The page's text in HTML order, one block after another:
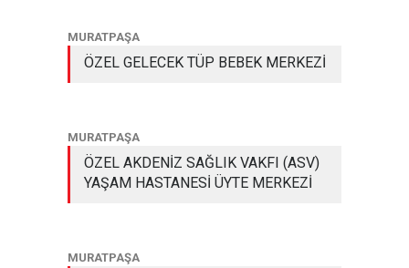
MURATPAŞA
ÖZEL GELECEK TÜP BEBEK MERKEZİ
MURATPAŞA
ÖZEL AKDENİZ SAĞLIK VAKFI (ASV)
YAŞAM HASTANESİ ÜYTE MERKEZİ
MURATPAŞA